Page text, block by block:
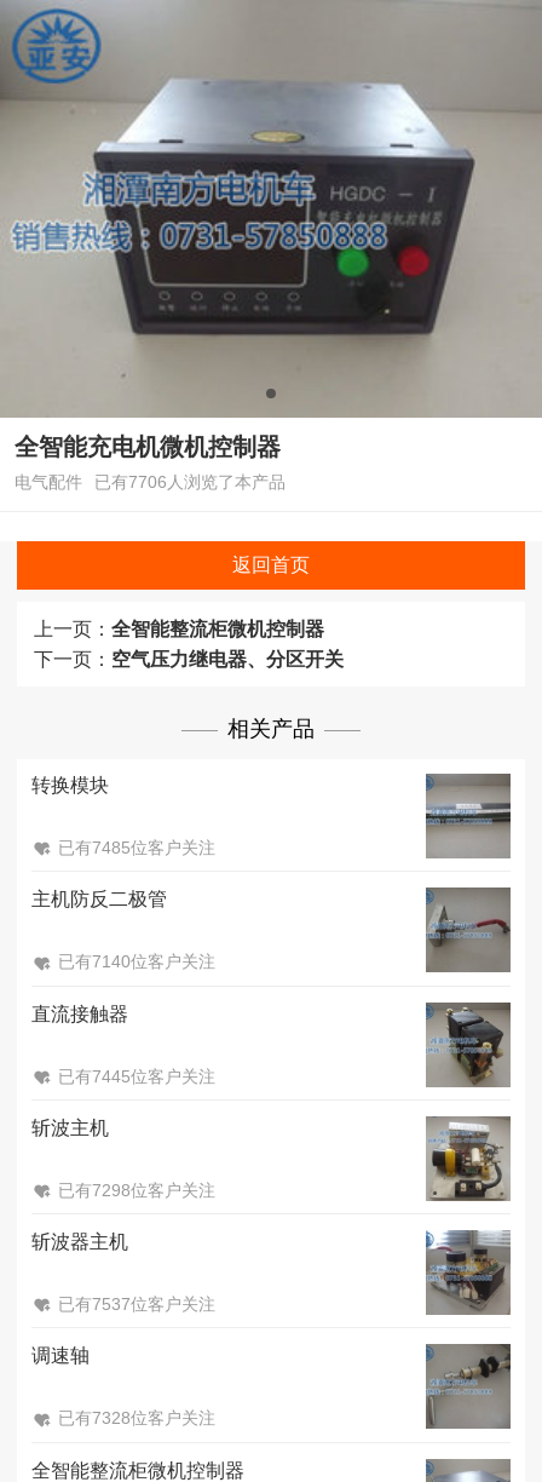
全智能充电机微机控制器
电气配件 已有7706人浏览了本产品
返回首页
上一页： 全智能整流柜微机控制器
下一页： 空气压力继电器、分区开关
相关产品
转换模块
已有7485位客户关注
主机防反二极管
已有7140位客户关注
直流接触器
已有7445位客户关注
斩波主机
已有7298位客户关注
斩波器主机
已有7537位客户关注
调速轴
已有7328位客户关注
全智能整流柜微机控制器